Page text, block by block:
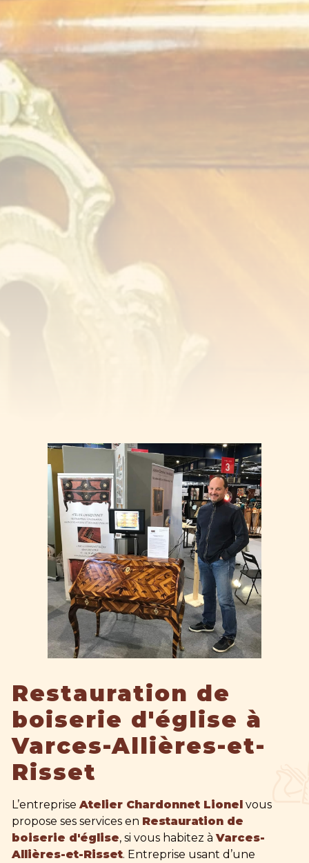
Restauration de
boiserie d'église à
Varces-Allières-et-
Risset
L’entreprise Atelier Chardonnet Lionel vous
propose ses services en Restauration de
boiserie d'église, si vous habitez à Varces-
Allières-et-Risset. Entreprise usant d’une